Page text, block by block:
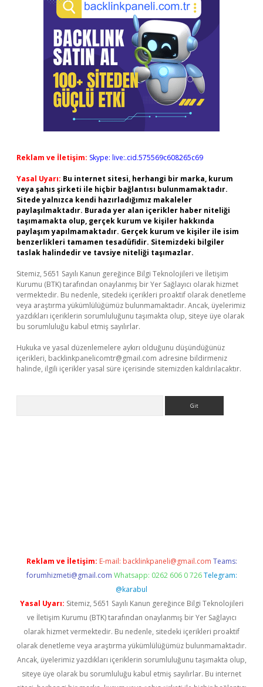
Reklam ve İletişim: Skype: live:.cid.575569c608265c69
Yasal Uyarı: Bu internet sitesi, herhangi bir marka, kurum
veya şahıs şirketi ile hiçbir bağlantısı bulunmamaktadır.
Sitede yalnızca kendi hazırladığımız makaleler
paylaşılmaktadır. Burada yer alan içerikler haber niteliği
taşımamakta olup, gerçek kurum ve kişiler hakkında
paylaşım yapılmamaktadır. Gerçek kurum ve kişiler ile isim
benzerlikleri tamamen tesadüfidir. Sitemizdeki bilgiler
taslak halindedir ve tavsiye niteliği taşımazlar.
Sitemiz, 5651 Sayılı Kanun gereğince Bilgi Teknolojileri ve İletişim
Kurumu (BTK) tarafından onaylanmış bir Yer Sağlayıcı olarak hizmet
vermektedir. Bu nedenle, sitedeki içerikleri proaktif olarak denetleme
veya araştırma yükümlülüğümüz bulunmamaktadır. Ancak, üyelerimiz
yazdıkları içeriklerin sorumluluğunu taşımakta olup, siteye üye olarak
bu sorumluluğu kabul etmiş sayılırlar.
Hukuka ve yasal düzenlemelere aykırı olduğunu düşündüğünüz
içerikleri, backlinkpanelicomtr@gmail.com adresine bildirmeniz
halinde, ilgili içerikler yasal süre içerisinde sitemizden kaldırılacaktır.
Reklam ve İletişim: E-mail: backlinkpaneli@gmail.com Teams:
forumhizmeti@gmail.com Whatsapp: 0262 606 0 726 Telegram:
@karabul
Yasal Uyarı: Sitemiz, 5651 Sayılı Kanun gereğince Bilgi Teknolojileri
ve İletişim Kurumu (BTK) tarafından onaylanmış bir Yer Sağlayıcı
olarak hizmet vermektedir. Bu nedenle, sitedeki içerikleri proaktif
olarak denetleme veya araştırma yükümlülüğümüz bulunmamaktadır.
Ancak, üyelerimiz yazdıkları içeriklerin sorumluluğunu taşımakta olup,
siteye üye olarak bu sorumluluğu kabul etmiş sayılırlar. Bu internet